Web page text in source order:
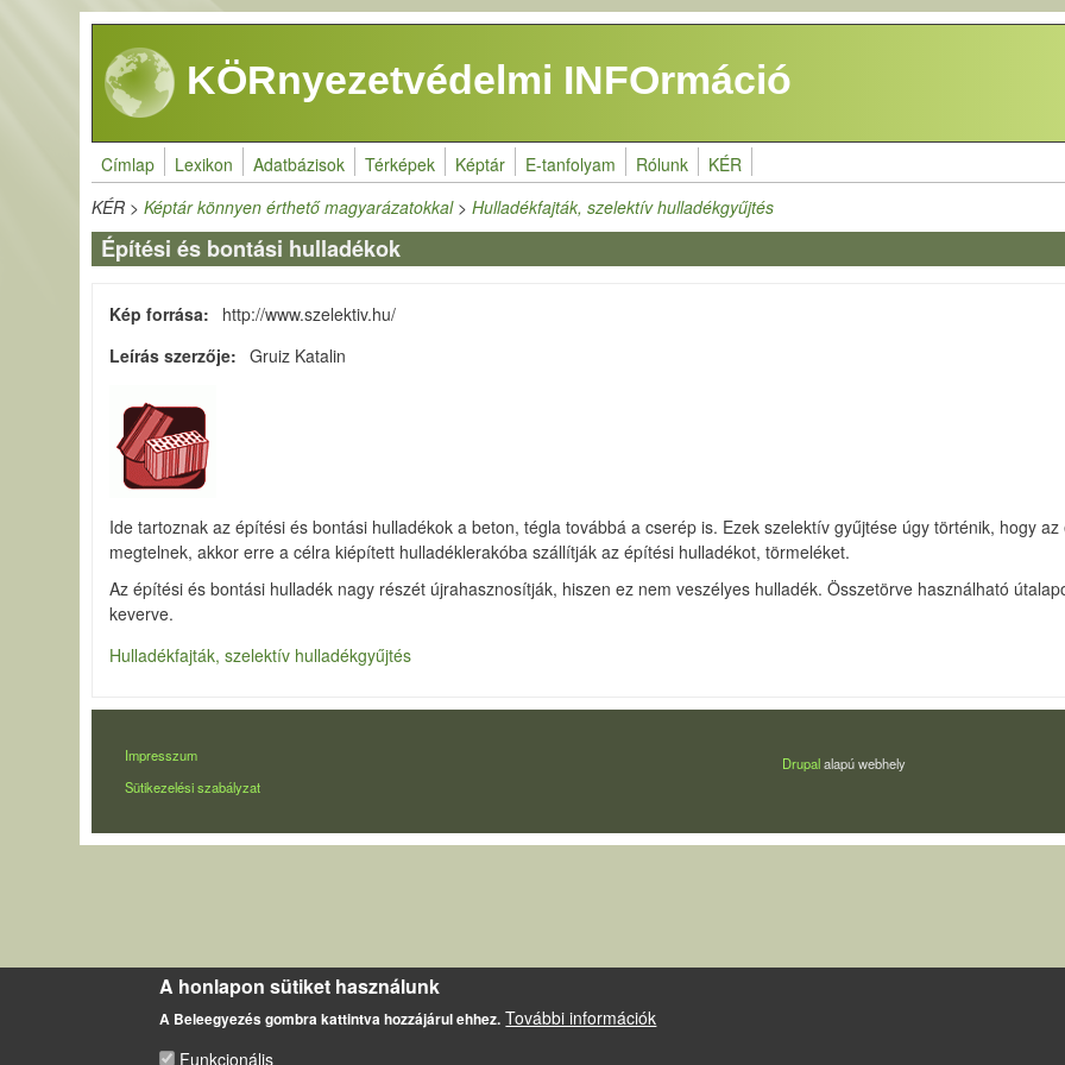
Ugrás a tartalomra
KÖRnyezetvédelmi INFOrmáció
Címlap Lexikon Adatbázisok Térképek Képtár E-tanfolyam Rólunk KÉR
KÉR >Képtár könnyen érthető magyarázatokkal>Hulladékfajták, szelektív hulladékgyűjtés
Építési és bontási hulladékok
Kép forrása
http://www.szelektiv.hu/
Leírás szerzője
Gruiz Katalin
Ide tartoznak az építési és bontási hulladékok a beton, tégla továbbá a cserép is. Ezek szelektív gyűjtése úgy történik, hogy
megtelnek, akkor erre a célra kiépített hulladéklerakóba szállítják az építési hulladékot, törmeléket.
Az építési és bontási hulladék nagy részét újrahasznosítják, hiszen ez nem veszélyes hulladék. Összetörve használható
keverve.
Hulladékfajták, szelektív hulladékgyűjtés
LÁBLÉC
Impresszum
Sütikezelési szabályzat
Drupalalapú webhely
A honlapon sütiket használunk
A Beleegyezés gombra kattintva hozzájárul ehhez. További információk
Funkcionális